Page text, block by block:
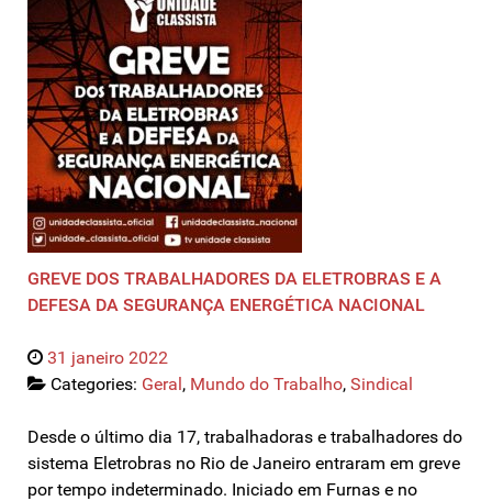
GREVE DOS TRABALHADORES DA ELETROBRAS E A
DEFESA DA SEGURANÇA ENERGÉTICA NACIONAL
31 janeiro 2022
Categories: Geral, Mundo do Trabalho, Sindical
Desde o último dia 17, trabalhadoras e trabalhadores do
sistema Eletrobras no Rio de Janeiro entraram em greve
por tempo indeterminado. Iniciado em Furnas e no